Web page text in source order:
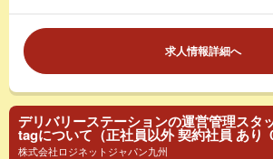
求人情報詳細へ
デリバリーステーションの運営管理スタ
tagについて（正社員以外 契約社員 あり
株式会社ロジネットジャパン九州